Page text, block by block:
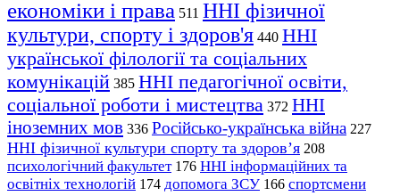
економіки і права 511 ННІ фізичної
культури, спорту і здоров'я 440 ННІ
української філології та соціальних
комунікацій 385 ННІ педагогічної освіти,
соціальної роботи і мистецтва 372 ННІ
іноземних мов 336 Російсько-українська війна 227
ННІ фізичної культури спорту та здоров’я 208
психологічний факультет 176 ННІ інформаційних та
освітніх технологій 174 допомога ЗСУ 166 спортсмени